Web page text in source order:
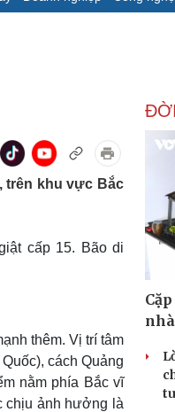
Doanh nghiệp
Thông tin
Doanh nghiệp
Doanh nhân
Tư vấn
check-in
trên khu vực Bắc
cấp 15. Bão di
thêm. Vị trí tâm
cách Quảng
nằm phía Bắc vĩ
chịu ảnh hưởng là